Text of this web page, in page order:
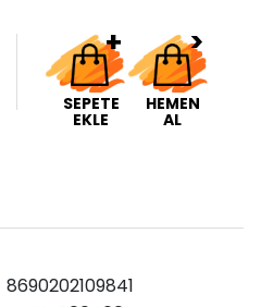
SEPETE
EKLE
HEMEN
AL
8690202109841